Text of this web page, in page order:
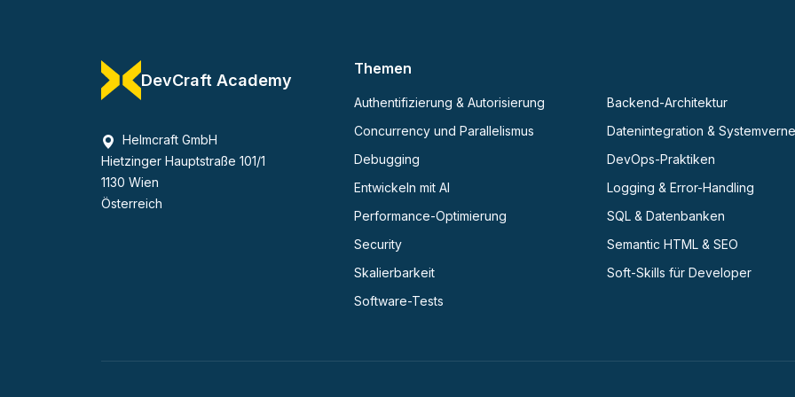
DevCraft Academy
Helmcraft GmbH
Hietzinger Hauptstraße 101/1
1130 Wien
Österreich
Themen
Authentifizierung & Autorisierung
Backend-Architektur
Concurrency und Parallelismus
Datenintegration &
Debugging
DevOps-Praktiken
Entwickeln mit AI
Logging & Error-Handling
Performance-Optimierung
SQL & Datenbanken
Security
Semantic HTML & SEO
Skalierbarkeit
Soft-Skills für Developer
Software-Tests